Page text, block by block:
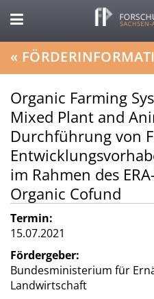
«
Organic Farming
Mixed Plant and
Durchführung von
im Rahmen des
Organic Cofund
Termin:
15.07.2021
Fördergeber:
Bundesministerium für
Landwirtschaft